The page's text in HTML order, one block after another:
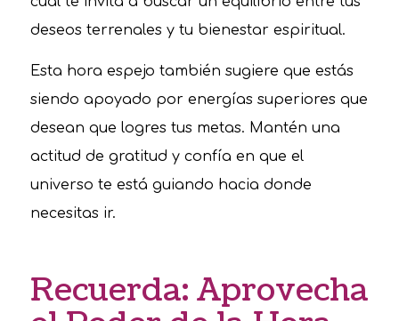
deseos terrenales y tu bienestar espiritual.
Esta hora espejo también sugiere que estás
siendo apoyado por energías superiores que
desean que logres tus metas. Mantén una
actitud de gratitud y confía en que el
universo te está guiando hacia donde
necesitas ir.
Recuerda: Aprovecha